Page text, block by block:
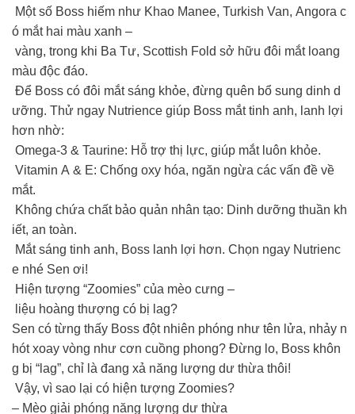
Một số Boss hiếm như Khao Manee, Turkish Van, Angora c
ó mắt hai màu xanh –
vàng, trong khi Ba Tư, Scottish Fold sở hữu đôi mắt loang
màu độc đáo.
Để Boss có đôi mắt sáng khỏe, đừng quên bổ sung dinh d
ưỡng. Thử ngay Nutrience giúp Boss mắt tinh anh, lanh lợi
hơn nhờ:
Omega-3 & Taurine: Hỗ trợ thị lực, giúp mắt luôn khỏe.
Vitamin A & E: Chống oxy hóa, ngăn ngừa các vấn đề về
mắt.
Không chứa chất bảo quản nhân tạo: Dinh dưỡng thuần kh
iết, an toàn.
Mắt sáng tinh anh, Boss lanh lợi hơn. Chọn ngay Nutrienc
e nhé Sen ơi!
Hiện tượng “Zoomies” của mèo cưng –
liệu hoàng thượng có bị lag?
Sen có từng thấy Boss đột nhiên phóng như tên lửa, nhảy n
hót xoay vòng như cơn cuồng phong? Đừng lo, Boss khôn
g bị “lag”, chỉ là đang xả năng lượng dư thừa thôi!
Vậy, vì sao lại có hiện tượng Zoomies?
– Mèo giải phóng năng lượng dư thừa